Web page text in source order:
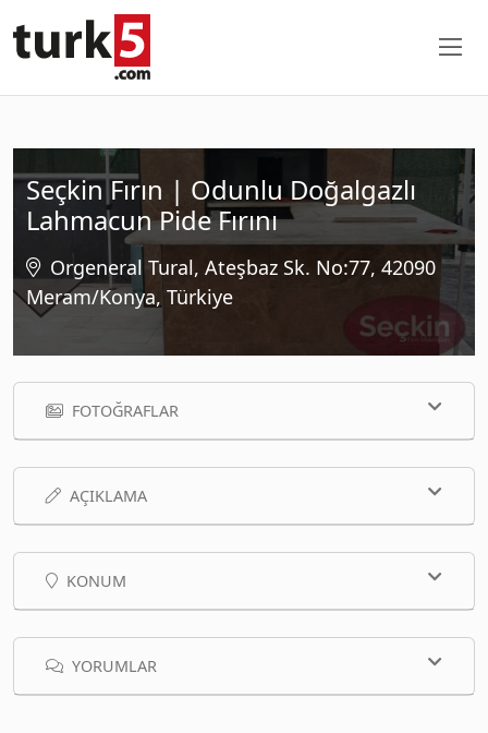
Seçkin Fırın | Odunlu Doğalgazlı
Lahmacun Pide Fırını
Orgeneral Tural, Ateşbaz Sk. No:77, 42090
Meram/Konya, Türkiye
FOTOĞRAFLAR
AÇIKLAMA
KONUM
YORUMLAR